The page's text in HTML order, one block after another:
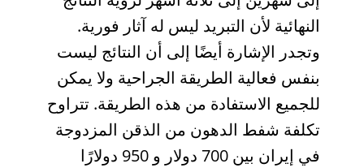
النهائية لأن التبريد ليس له آثار فورية.
وتجدر الإشارة أيضًا إلى أن النتائج ليست
بنفس فعالية الطريقة الجراحية ولا يمكن
للجميع الاستفادة من هذه الطريقة. تتراوح
تكلفة شفط الدهون من الذقن المزدوجة
في إيران بين 700 دولار و 950 دولارًا